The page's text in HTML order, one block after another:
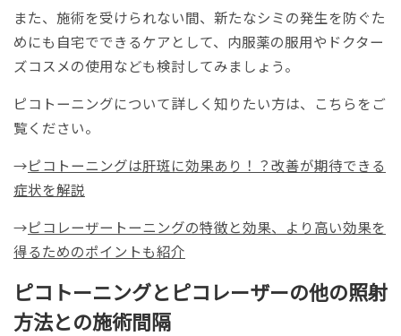
また、施術を受けられない間、新たなシミの発生を防ぐた
めにも自宅でできるケアとして、内服薬の服用やドクター
ズコスメの使用なども検討してみましょう。
ピコトーニングについて詳しく知りたい方は、こちらをご
覧ください。
→ピコトーニングは肝斑に効果あり！？改善が期待できる
症状を解説
→ピコレーザートーニングの特徴と効果、より高い効果を
得るためのポイントも紹介
ピコトーニングとピコレーザーの他の照射
方法との施術間隔